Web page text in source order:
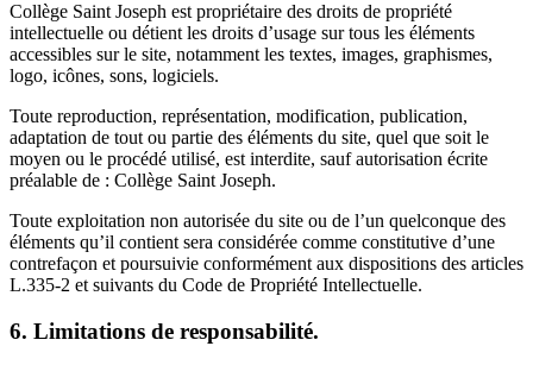
Collège Saint Joseph est propriétaire des droits de propriété
intellectuelle ou détient les droits d’usage sur tous les éléments
accessibles sur le site, notamment les textes, images, graphismes,
logo, icônes, sons, logiciels.
Toute reproduction, représentation, modification, publication,
adaptation de tout ou partie des éléments du site, quel que soit le
moyen ou le procédé utilisé, est interdite, sauf autorisation écrite
préalable de : Collège Saint Joseph.
Toute exploitation non autorisée du site ou de l’un quelconque des
éléments qu’il contient sera considérée comme constitutive d’une
contrefaçon et poursuivie conformément aux dispositions des articles
L.335-2 et suivants du Code de Propriété Intellectuelle.
6. Limitations de responsabilité.